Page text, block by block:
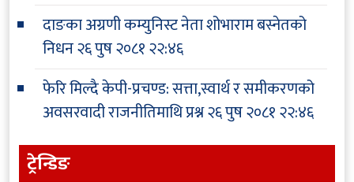
दाङका अग्रणी कम्युनिस्ट नेता शोभाराम बस्नेतको
निधन२६ पुष २०८१ २२:४६
फेरि मिल्दै केपी-प्रचण्ड: सत्ता,स्वार्थ र समीकरणको
अवसरवादी राजनीतिमाथि प्रश्न२६ पुष २०८१ २२:४६
ट्रेन्डिङ